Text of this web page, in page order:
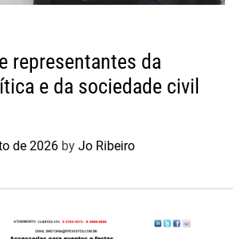
representantes da
e da sociedade civil
de 2026 by Jo Ribeiro